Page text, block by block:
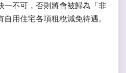
一不可，否則將會被歸為「非
自用住宅各項租稅減免待遇。